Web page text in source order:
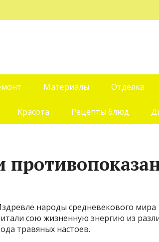
Материалы Отделка
Красота Рецепты блюд
народы средневекового мира
сою жизненную энергию из
травяных настоев.